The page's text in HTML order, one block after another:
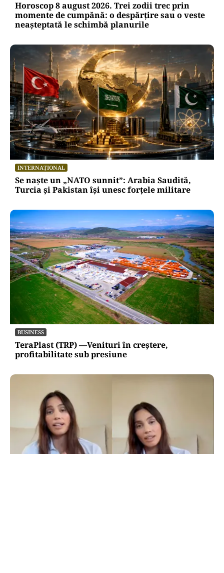
Horoscop 8 august 2026. Trei zodii trec prin
momente de cumpănă: o despărțire sau o veste
neașteptată le schimbă planurile
INTERNAȚIONAL
Se naște un „NATO sunnit”: Arabia Saudită,
Turcia și Pakistan își unesc forțele militare
BUSINESS
TeraPlast (TRP) —Venituri în creștere,
profitabilitate sub presiune